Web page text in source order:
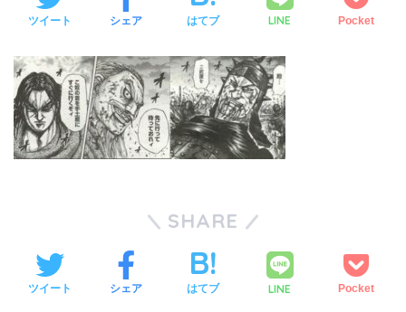
ツイート シェア はてブ LINE Pocket
SHARE
ツイート シェア はてブ LINE Pocket